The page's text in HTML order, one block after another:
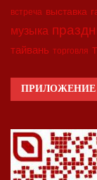
встреча выставка
музыка
тайвань торговля
ПРИЛОЖЕНИЕ